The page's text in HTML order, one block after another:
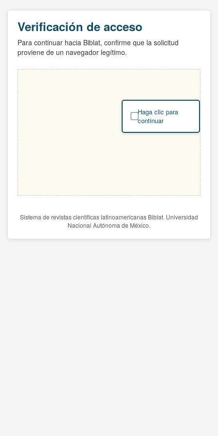
Verificación de acceso
Para continuar hacia Biblat, confirme que la solicitud
proviene de un navegador legítimo.
Haga clic para
continuar
Sistema de revistas científicas latinoamericanas Biblat. Universidad
Nacional Autónoma de México.